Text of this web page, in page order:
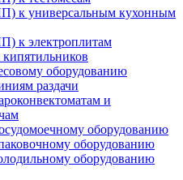
к универсальным кухонным
к электроплитам
оборудованию
раздачи
и
оборудованию
оборудованию
оборудованию